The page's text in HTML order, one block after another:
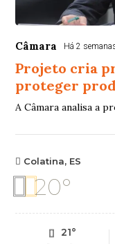
Câmara Há 2
Projeto cria
proteger
A Câmara analisa a
Colatina, ES
20°
21°